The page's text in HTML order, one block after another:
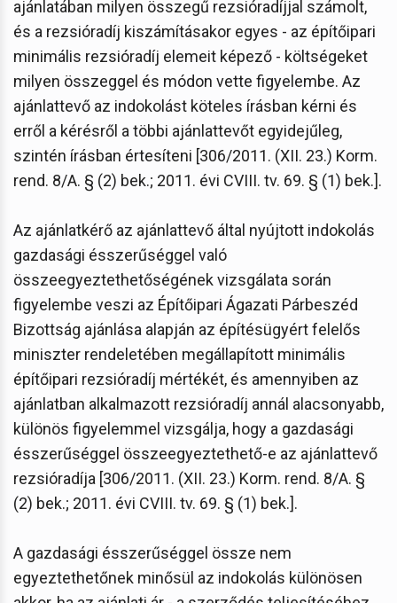
ajánlatában milyen összegű rezsióradíjjal számolt,
és a rezsióradíj kiszámításakor egyes - az építőipari
minimális rezsióradíj elemeit képező - költségeket
milyen összeggel és módon vette figyelembe. Az
ajánlattevő az indokolást köteles írásban kérni és
erről a kérésről a többi ajánlattevőt egyidejűleg,
szintén írásban értesíteni [306/2011. (XII. 23.) Korm.
rend. 8/A. § (2) bek.; 2011. évi CVIII. tv. 69. § (1) bek.].
Az ajánlatkérő az ajánlattevő által nyújtott indokolás
gazdasági ésszerűséggel való
összeegyeztethetőségének vizsgálata során
figyelembe veszi az Építőipari Ágazati Párbeszéd
Bizottság ajánlása alapján az építésügyért felelős
miniszter rendeletében megállapított minimális
építőipari rezsióradíj mértékét, és amennyiben az
ajánlatban alkalmazott rezsióradíj annál alacsonyabb,
különös figyelemmel vizsgálja, hogy a gazdasági
ésszerűséggel összeegyeztethető-e az ajánlattevő
rezsióradíja [306/2011. (XII. 23.) Korm. rend. 8/A. §
(2) bek.; 2011. évi CVIII. tv. 69. § (1) bek.].
A gazdasági ésszerűséggel össze nem
egyeztethetőnek minősül az indokolás különösen